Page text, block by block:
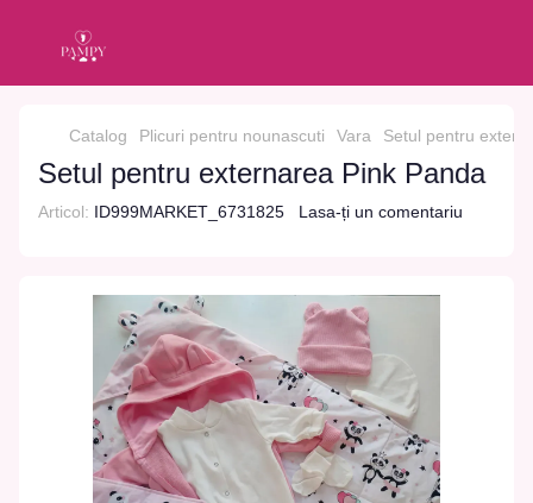
Catalog Plicuri pentru nounascuti Vara Setul pentru
Setul pentru externarea Pink Panda
Articol: ID999MARKET_6731825 Lasa-ți un comentariu